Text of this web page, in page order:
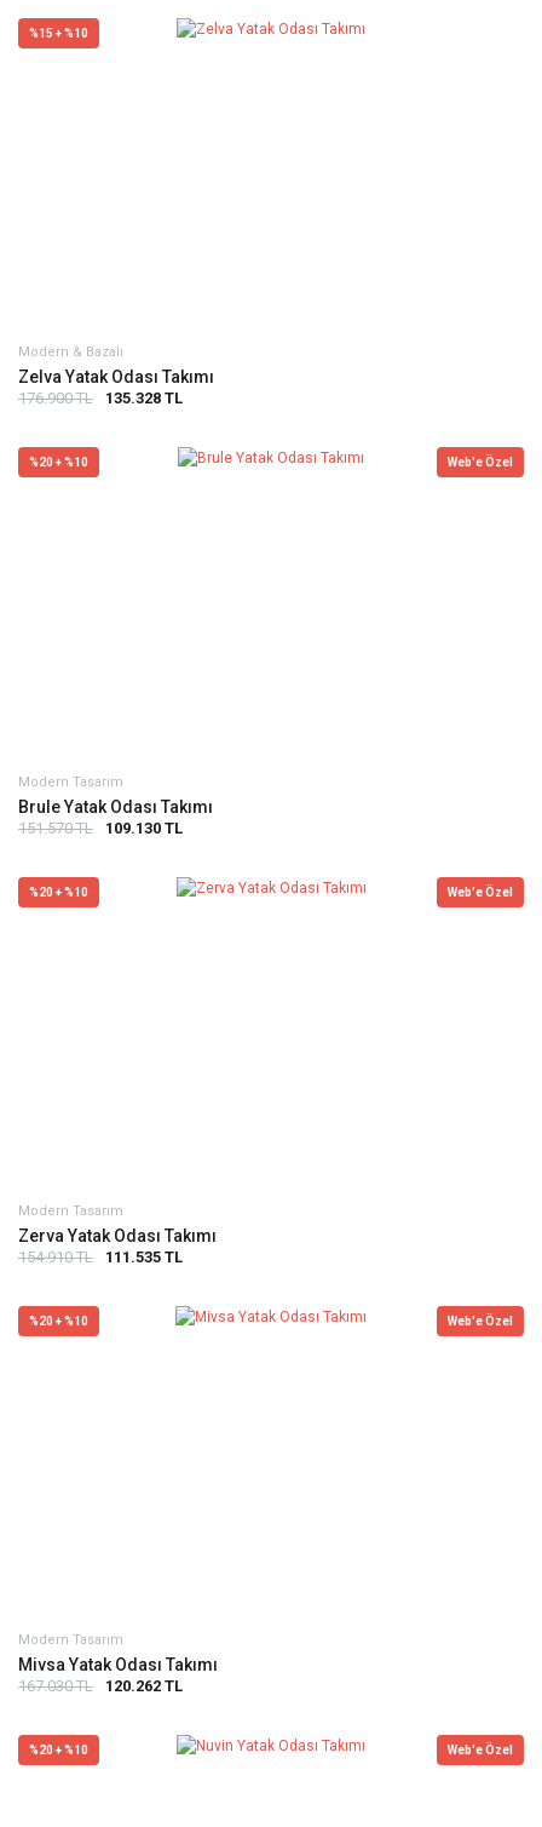
%15 + %10
Modern & Bazalı
Zelva Yatak Odası Takımı
176.900 TL 135.328 TL
%20 + %10 Web'e Özel
Modern Tasarım
Brule Yatak Odası Takımı
151.570 TL 109.130 TL
%20 + %10 Web'e Özel
Modern Tasarım
Zerva Yatak Odası Takımı
154.910 TL 111.535 TL
%20 + %10 Web'e Özel
Modern Tasarım
Mivsa Yatak Odası Takımı
167.030 TL 120.262 TL
%20 + %10 Web'e Özel